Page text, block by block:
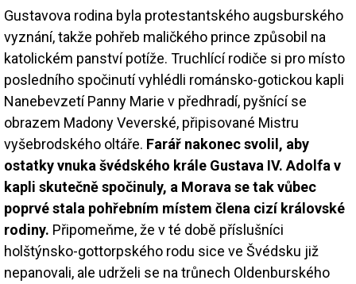
Gustavova rodina byla protestantského augsburského
vyznání, takže pohřeb maličkého prince způsobil na
katolickém panství potíže. Truchlící rodiče si pro místo
posledního spočinutí vyhlédli románsko-gotickou kapli
Nanebevzetí Panny Marie v předhradí, pyšnící se
obrazem Madony Veverské, připisované Mistru
vyšebrodského oltáře. Farář nakonec svolil, aby
ostatky vnuka švédského krále Gustava IV. Adolfa v
kapli skutečně spočinuly, a Morava se tak vůbec
poprvé stala pohřebním místem člena cizí královské
rodiny. Připomeňme, že v té době příslušníci
holštýnsko-gottorpského rodu sice ve Švédsku již
nepanovali, ale udrželi se na trůnech Oldenburského